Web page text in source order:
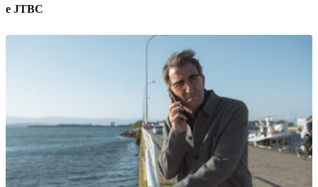
e JTBC